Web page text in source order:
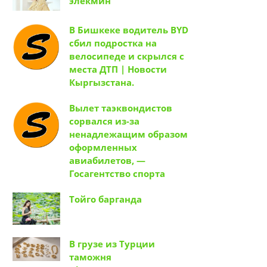
В Бишкеке водитель BYD
сбил подростка на
велосипеде и скрылся с
места ДТП | Новости
Кыргызстана.
Вылет таэквондистов
сорвался из-за
ненадлежащим образом
оформленных
авиабилетов, —
Госагентство спорта
Тойго барганда
В грузе из Турции
таможня